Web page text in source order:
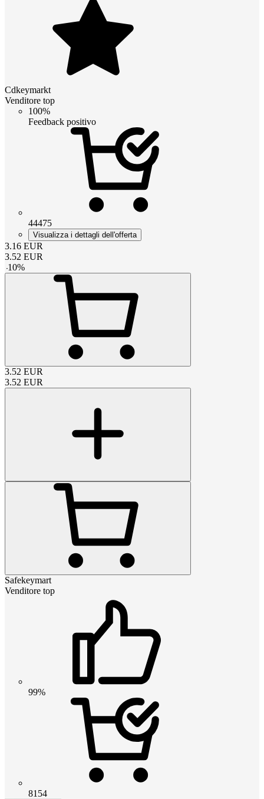
Cdkeymarkt
Venditore top
100%
Feedback positivo
44475
Visualizza i dettagli dell'offerta
3.16 EUR
3.52 EUR
-10%
3.52 EUR
3.52 EUR
Safekeymart
Venditore top
99%
8154